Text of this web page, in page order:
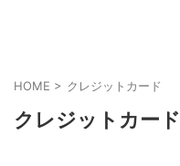
HOME > クレジットカード
クレジットカード